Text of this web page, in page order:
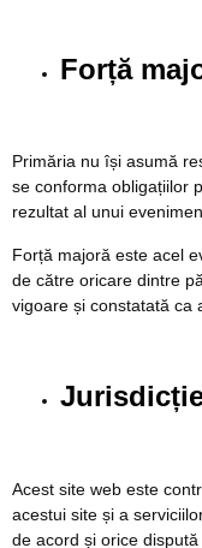
Forță
Primăria nu își asumă
se conforma obligațiilor
rezultat al unui
Forță majoră este acel
de către oricare dintre
vigoare și constatată ca
Acest site web este
acestui site și a
de acord și orice